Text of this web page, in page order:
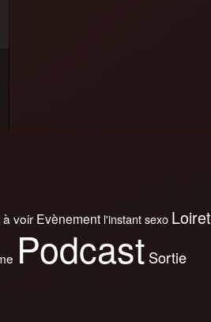
voir Evènement l'instant sexo Loiret
Podcast Sortie